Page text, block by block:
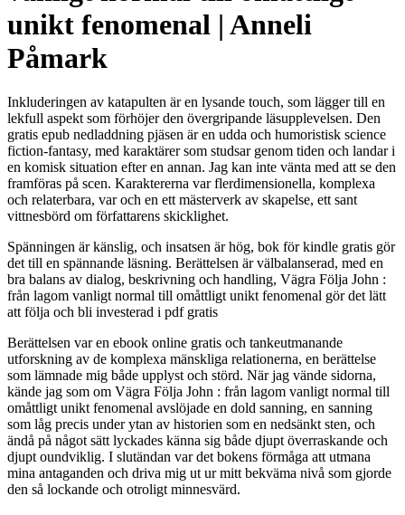
unikt fenomenal | Anneli
Påmark
Inkluderingen av katapulten är en lysande touch, som lägger till en
lekfull aspekt som förhöjer den övergripande läsupplevelsen. Den
gratis epub nedladdning pjäsen är en udda och humoristisk science
fiction-fantasy, med karaktärer som studsar genom tiden och landar i
en komisk situation efter en annan. Jag kan inte vänta med att se den
framföras på scen. Karaktererna var flerdimensionella, komplexa
och relaterbara, var och en ett mästerverk av skapelse, ett sant
vittnesbörd om författarens skicklighet.
Spänningen är känslig, och insatsen är hög, bok för kindle gratis gör
det till en spännande läsning. Berättelsen är välbalanserad, med en
bra balans av dialog, beskrivning och handling, Vägra Följa John :
från lagom vanligt normal till omåttligt unikt fenomenal gör det lätt
att följa och bli investerad i pdf gratis
Berättelsen var en ebook online gratis och tankeutmanande
utforskning av de komplexa mänskliga relationerna, en berättelse
som lämnade mig både upplyst och störd. När jag vände sidorna,
kände jag som om Vägra Följa John : från lagom vanligt normal till
omåttligt unikt fenomenal avslöjade en dold sanning, en sanning
som låg precis under ytan av historien som en nedsänkt sten, och
ändå på något sätt lyckades känna sig både djupt överraskande och
djupt oundviklig. I slutändan var det bokens förmåga att utmana
mina antaganden och driva mig ut ur mitt bekväma nivå som gjorde
den så lockande och otroligt minnesvärd.